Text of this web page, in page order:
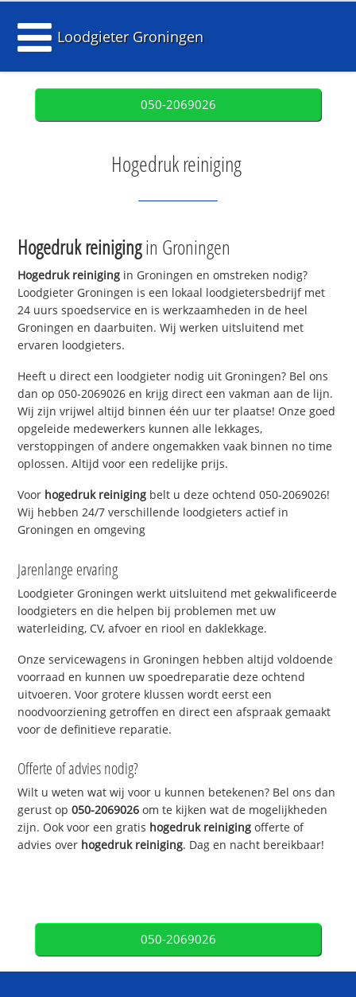
Loodgieter Groningen
050-2069026
Hogedruk reiniging
Hogedruk reinigingin Groningen
Hogedruk reiniging in Groningen en omstreken nodig?
Loodgieter Groningen is een lokaal loodgietersbedrijf met
24 uurs spoedservice en is werkzaamheden in de heel
Groningen en daarbuiten. Wij werken uitsluitend met
ervaren loodgieters.
Heeft u direct een loodgieter nodig uit Groningen? Bel ons
dan op 050-2069026 en krijg direct een vakman aan de lijn.
Wij zijn vrijwel altijd binnen één uur ter plaatse! Onze goed
opgeleide medewerkers kunnen alle lekkages,
verstoppingen of andere ongemakken vaak binnen no time
oplossen. Altijd voor een redelijke prijs.
Voor hogedruk reiniging belt u deze ochtend 050-2069026!
Wij hebben 24/7 verschillende loodgieters actief in
Groningen en omgeving
Jarenlange ervaring
Loodgieter Groningen werkt uitsluitend met gekwalificeerde
loodgieters en die helpen bij problemen met uw
waterleiding, CV, afvoer en riool en daklekkage.
Onze servicewagens in Groningen hebben altijd voldoende
voorraad en kunnen uw spoedreparatie deze ochtend
uitvoeren. Voor grotere klussen wordt eerst een
noodvoorziening getroffen en direct een afspraak gemaakt
voor de definitieve reparatie.
Offerte of advies nodig?
Wilt u weten wat wij voor u kunnen betekenen? Bel ons dan
gerust op050-2069026 om te kijken wat de mogelijkheden
zijn. Ook voor een gratis hogedruk reiniging offerte of
advies over hogedruk reiniging. Dag en nacht bereikbaar!
050-2069026